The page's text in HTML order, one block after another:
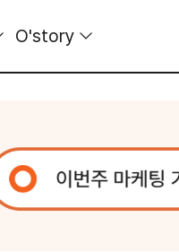
O'story